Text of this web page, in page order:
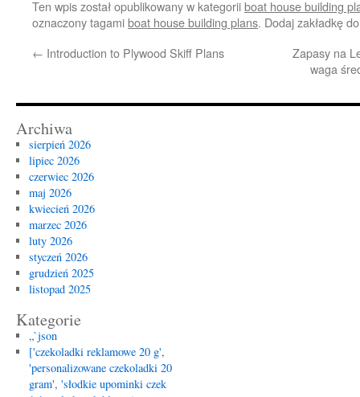
Ten wpis został opublikowany w kategoriiboat house building
oznaczony tagamiboat house building plans. Dodaj zakładkę
← Introduction to Plywood Skiff Plans
Zapasy na
waga
Archiwa
sierpień 2026
lipiec 2026
czerwiec 2026
maj 2026
kwiecień 2026
marzec 2026
luty 2026
styczeń 2026
grudzień 2025
listopad 2025
Kategorie
„`json
['czekoladki reklamowe 20 g',
'personalizowane czekoladki 20
gram', 'słodkie upominki czek